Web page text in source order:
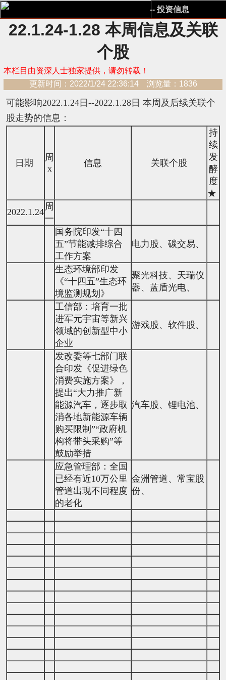
-- 投资信息
22.1.24-1.28 本周信息及关联
个股
本栏目由资深人士独家提供，请勿转载！
更新时间：2022/1/24 22:36:14 浏览量：1836
可能影响2022.1.24日--2022.1.28日 本周及后续关联个
股走势的信息：
日期
周
x
信息 关联个股
持
续
发
酵
度
★
2022.1.24
周
一
国务院印发“十四
五”节能减排综合
工作方案
电力股、碳交易、
生态环境部印发
《“十四五”生态环
境监测规划》
聚光科技、天瑞仪
器、蓝盾光电、
工信部：培育一批
进军元宇宙等新兴
领域的创新型中小
企业
游戏股、软件股、
发改委等七部门联
合印发《促进绿色
消费实施方案》，
提出“大力推广新
能源汽车，逐步取
消各地新能源车辆
购买限制”“政府机
构将带头采购”等
鼓励举措
汽车股、锂电池、
应急管理部：全国
已经有近10万公里
管道出现不同程度
的老化
金洲管道、常宝股
份、